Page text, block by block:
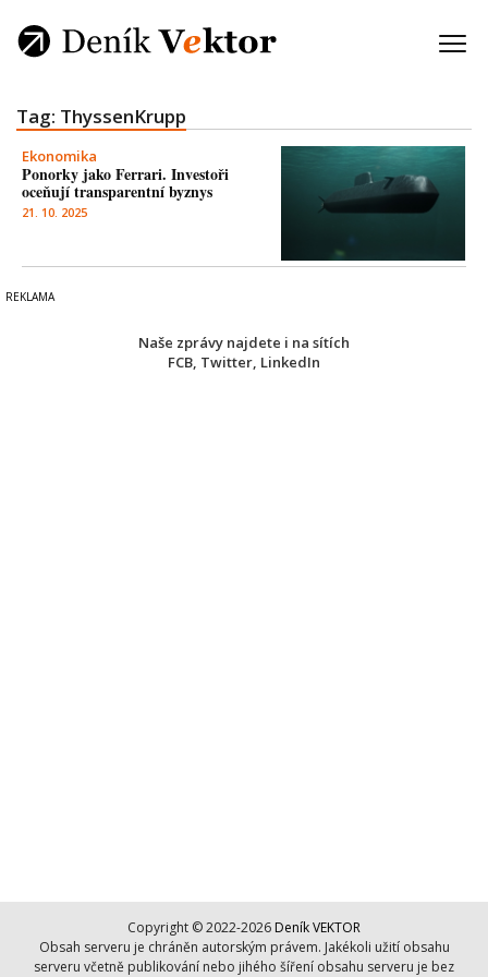
Tag: ThyssenKrupp
Ekonomika
Ponorky jako Ferrari. Investoři
oceňují transparentní byznys
21. 10. 2025
Naše zprávy najdete i na sítích
FCB, Twitter, LinkedIn
Copyright © 2022-2026 Deník VEKTOR
Obsah serveru je chráněn autorským právem. Jakékoli užití obsahu
serveru včetně publikování nebo jihého šíření obsahu serveru je bez